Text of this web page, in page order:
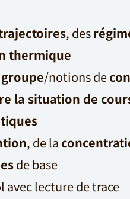
, des
thermique
/notions de
la situation de
, de la
de base
avec lecture de trace